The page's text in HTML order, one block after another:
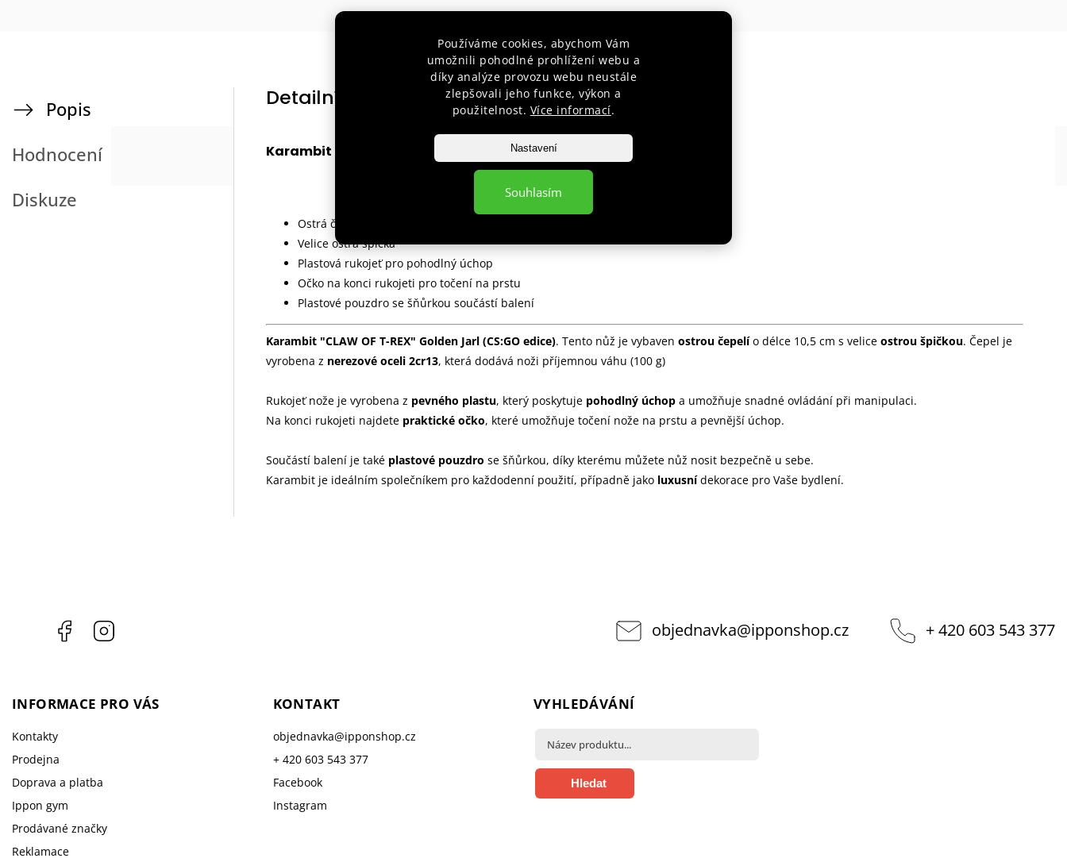
Používáme cookies, abychom Vám
umožnili pohodlné prohlížení webu a
díky analýze provozu webu neustále
zlepšovali jeho funkce, výkon a
použitelnost. Více informací.
Nastavení
Souhlasím
Popis
Hodnocení
Diskuze
Detailní popis produktu
Karambit "CLAW OF T-REX" Golden Jarl (CS:GO edice)
Ostrá čepel z nerezové oceli 2cr13
Velice ostrá špička
Plastová rukojeť pro pohodlný úchop
Očko na konci rukojeti pro točení na prstu
Plastové pouzdro se šňůrkou součástí balení
Karambit "CLAW OF T-REX" Golden Jarl (CS:GO edice). Tento nůž je vybaven ostrou čepelío délce 10,5 cm s velice ostrou špičkou. Čepel je
vyrobena z nerezové oceli 2cr13, která dodává noži příjemnou váhu (100 g)
Rukojeť nože je vyrobena z pevného plastu, který poskytuje pohodlný úchop a umožňuje snadné ovládání při manipulaci.
Na konci rukojeti najdete praktické očko, které umožňuje točení nože na prstu a pevnější úchop.
Součástí balení je také plastové pouzdro se šňůrkou, díky kterému můžete nůž nosit bezpečně u sebe.
Karambit je ideálním společníkem pro každodenní použití, případně jako luxusnídekorace pro Vaše bydlení.
Facebook objednavka@ipponshop.cz + 420 603 543 377
INFORMACE PRO VÁS
Kontakty
Prodejna
Doprava a platba
Ippon gym
Prodávané značky
Reklamace
KONTAKT
objednavka@ipponshop.cz
+ 420 603 543 377
Facebook
Instagram
VYHLEDÁVÁNÍ
Hledat